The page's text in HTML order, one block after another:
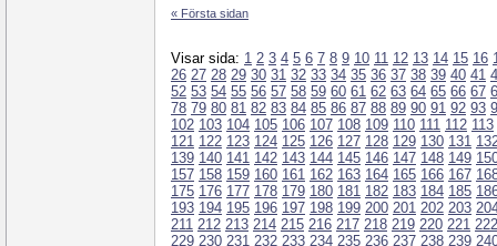
« Första sidan
Visar sida: 1 2 3 4 5 6 7 8 9 10 11 12 13 14 15 16
26 27 28 29 30 31 32 33 34 35 36 37 38 39 40 41
52 53 54 55 56 57 58 59 60 61 62 63 64 65 66 67
78 79 80 81 82 83 84 85 86 87 88 89 90 91 92 93
102 103 104 105 106 107 108 109 110 111 112 113
121 122 123 124 125 126 127 128 129 130 131
139 140 141 142 143 144 145 146 147 148 149
157 158 159 160 161 162 163 164 165 166 167
175 176 177 178 179 180 181 182 183 184 185
193 194 195 196 197 198 199 200 201 202 203
211 212 213 214 215 216 217 218 219 220 221 222
229 230 231 232 233 234 235 236 237 238 239